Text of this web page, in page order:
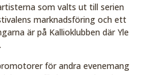
som valts ut till serien
marknadsföring och ett
är på Kallioklubben där Yle
för andra evenemang